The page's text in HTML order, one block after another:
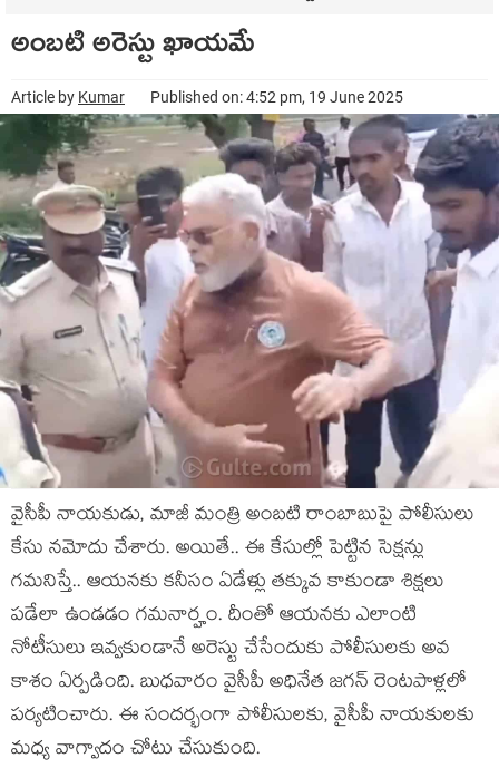
అంబటి అరెస్టు ఖాయమే
Article by Kumar Published on: 4:52 pm, 19 June 2025
వైసీపీ నాయ‌కుడు, మాజీ మంత్రి అంబ‌టి రాంబాబుపై పోలీసులు
కేసు న‌మోదు చేశారు. అయితే.. ఈ కేసుల్లో పెట్టిన సెక్ష‌న్లు
గ‌మ‌నిస్తే.. ఆయ‌న‌కు క‌నీసం ఏడేళ్లు త‌క్కువ కాకుండా శిక్ష‌లు
ప‌డేలా ఉండ‌డం గ‌మ‌నార్హం. దీంతో ఆయ‌న‌కు ఎలాంటి
నోటీసులు ఇవ్వ‌కుండానే అరెస్టు చేసేందుకు పోలీసుల‌కు అవ
కాశం ఏర్ప‌డింది. బుధ‌వారం వైసీపీ అధినేత జ‌గ‌న్ రెంట‌పాళ్ల‌లో
ప‌ర్య‌టించారు. ఈ సంద‌ర్భంగా పోలీసుల‌కు, వైసీపీ నాయ‌కుల‌కు
మ‌ధ్య వాగ్వాదం చోటు చేసుకుంది.